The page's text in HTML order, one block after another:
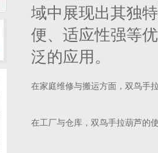
域中展现出其独
便、适应性强等
泛的应用。
在家庭维修与搬运方面，双鸟手
在工厂与仓库，双鸟手拉葫芦的